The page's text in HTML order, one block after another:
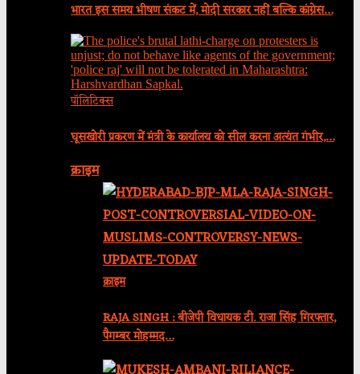
भारत इस समय भीषण संकट में, मोदी सरकार नहीं बल्कि कांग्रेस…
पॉलिटिक्स
घूसखोरी प्रकरण में मंत्री के कार्यालय को सील करना अत्यंत गंभीर,…
क्राइम
क्राइम
RAJA SINGH : बीजेपी विधायक टी. राजा सिंह गिरफ्तार,
पैगम्बर मोहम्मद…